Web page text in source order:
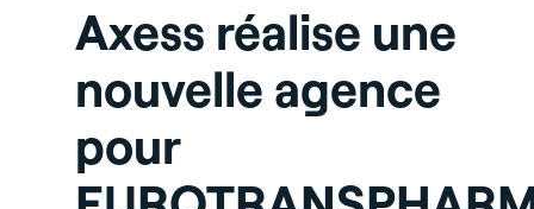
Axess réalise une
nouvelle agence
pour